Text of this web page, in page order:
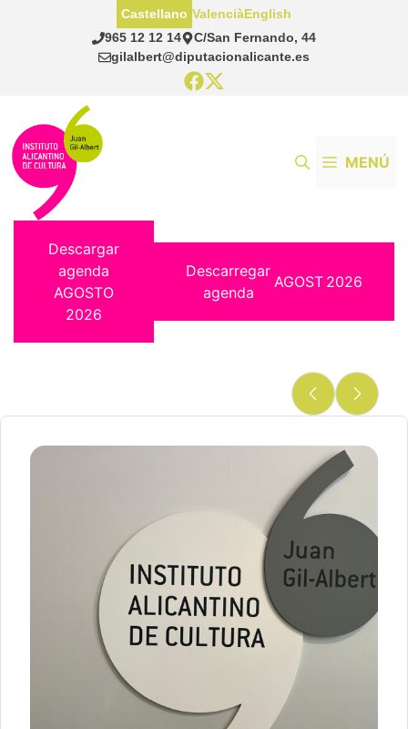
965 12 12 14
C/San Fernando, 44
gilalbert@diputacionalicante.es
Castellano ValenciàEnglish
MENÚ
Descargar
agenda
AGOSTO
2026
Descarregar
agenda
AGOST 2026